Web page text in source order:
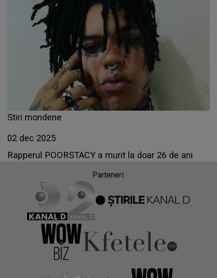
Stiri mondene
02 dec 2025
Rapperul POORSTACY a murit la doar 26 de ani
Parteneri: